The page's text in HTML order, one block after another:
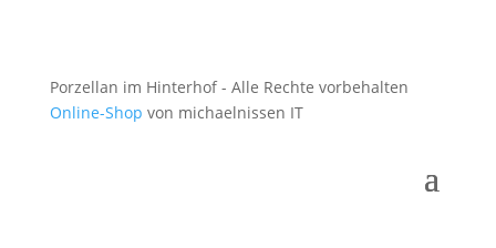
Porzellan im Hinterhof - Alle Rechte vorbehalten
Online-Shop von michaelnissen IT